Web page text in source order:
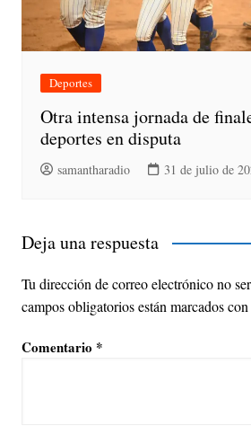
Deportes
Otra intensa jornada de
deportes en disputa
samantharadio 31 de julio de
Deja una respuesta
Tu dirección de correo electrónico no
campos obligatorios están marcados con
Comentario *